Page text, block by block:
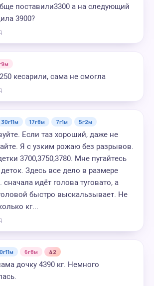
поставили3300 а на следующий
3900?
кесарили, сама не смогла
30г11м 17г8м 7г1м 5г2м
Если таз хороший, даже не
Я с узким рожаю без разрывов.
3700,3750,3780. Мне пугайтесь
Здесь все дело в размере
сначала идёт голова туговато, а
быстро выскальзывает. Не
кг...
6г8м 42
дочку 4390 кг. Немного